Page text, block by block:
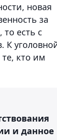
новая
за
есть с
К
те, кто им
и данное